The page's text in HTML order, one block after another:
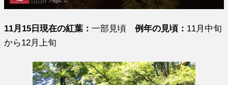
11月15日現在の紅葉：一部見頃例年の見頃： 11月中旬
から12月上旬